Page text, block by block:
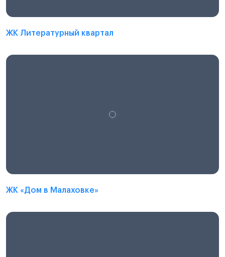
ЖК Литературный квартал
ЖК «Дом в Малаховке»